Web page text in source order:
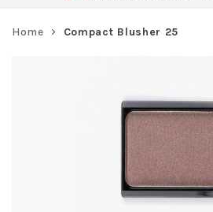
Home Compact Blusher 25